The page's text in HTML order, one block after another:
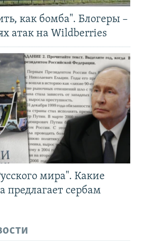
как бомба". Блогеры –
атак на Wildberries
мира". Какие
предлагает сербам